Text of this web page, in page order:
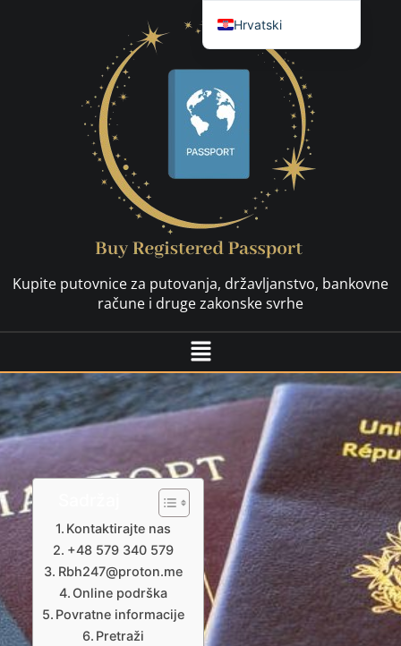
Kupite putovnice za putovanja, državljanstvo, bankovne
račune i druge zakonske svrhe
Kontaktirajte nas
+48 579 340 579
Rbh247@proton.me
Online podrška
Povratne informacije
Pretraži
Hrvatski
English
简体中文
Français
Nederlands
Deutsch (Sie)
Русский
Svenska
日本語
Čeština
Ελληνικά
Português
Slovenščina
Bahasa Indonesia
Polski
한국어